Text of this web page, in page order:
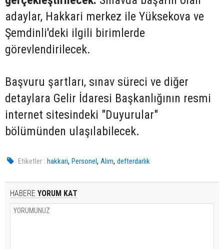
adaylar, Hakkari merkez ile Yüksekova ve
Şemdinli'deki ilgili birimlerde
görevlendirilecek.
Başvuru şartları, sınav süreci ve diğer
detaylara Gelir İdaresi Başkanlığının resmi
internet sitesindeki "Duyurular"
bölümünden ulaşılabilecek.
Etiketler : hakkari,Personel,Alım,defterdarlık
HABERE YORUM KAT